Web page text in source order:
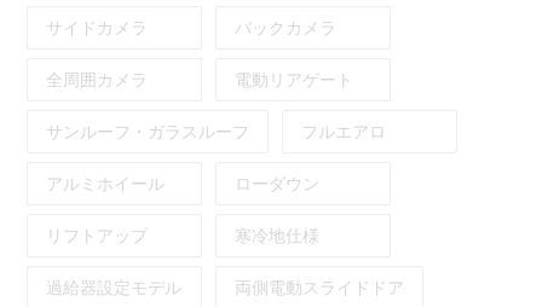
サイドカメラ バックカメラ
全周囲カメラ 電動リアゲート
サンルーフ・ガラスルーフ フルエアロ
アルミホイール ローダウン
リフトアップ 寒冷地仕様
過給器設定モデル 両側電動スライドドア